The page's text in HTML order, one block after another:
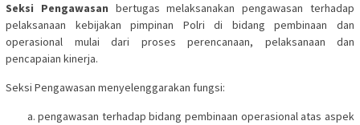
Seksi Pengawasan bertugas melaksanakan pengawasan terhadap
pelaksanaan kebijakan pimpinan Polri di bidang pembinaan dan
operasional mulai dari proses perencanaan, pelaksanaan dan
pencapaian kinerja.
Seksi Pengawasan menyelenggarakan fungsi:
pengawasan terhadap bidang pembinaan operasional atas aspek